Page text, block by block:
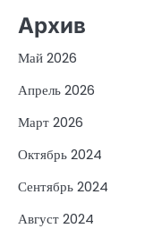
Архив
Май 2026
Апрель 2026
Март 2026
Октябрь 2024
Сентябрь 2024
Август 2024